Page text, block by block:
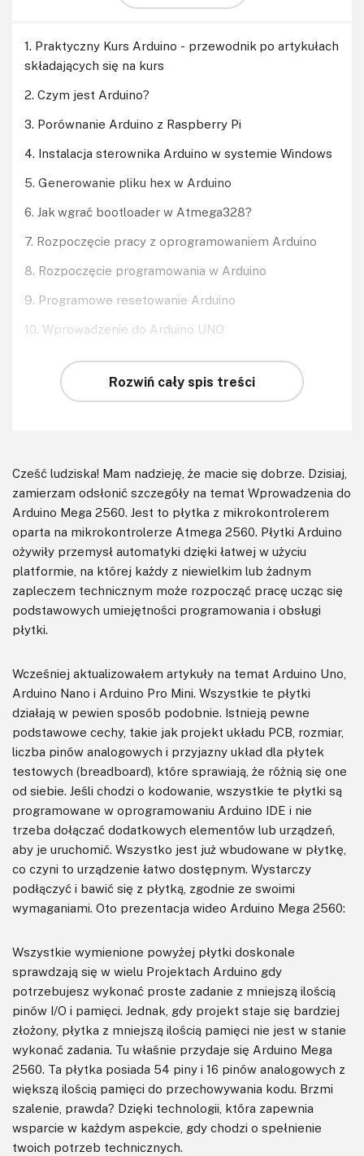
1. Praktyczny Kurs Arduino - przewodnik po artykułach
składających się na kurs
2. Czym jest Arduino?
3. Porównanie Arduino z Raspberry Pi
4. Instalacja sterownika Arduino w systemie Windows
5. Generowanie pliku hex w Arduino
6. Jak wgrać bootloader w Atmega328?
7. Rozpoczęcie pracy z oprogramowaniem Arduino
8. Rozpoczęcie programowania w Arduino
9. Programowe resetowanie Arduino
10. Wprowadzenie do Arduino UNO
Rozwiń cały spis treści
Cześć ludziska! Mam nadzieję, że macie się dobrze. Dzisiaj,
zamierzam odsłonić szczegóły na temat Wprowadzenia do
Arduino Mega 2560. Jest to płytka z mikrokontrolerem
oparta na mikrokontrolerze Atmega 2560. Płytki Arduino
ożywiły przemysł automatyki dzięki łatwej w użyciu
platformie, na której każdy z niewielkim lub żadnym
zapleczem technicznym może rozpocząć pracę ucząc się
podstawowych umiejętności programowania i obsługi
płytki.
Wcześniej aktualizowałem artykuły na temat Arduino Uno,
Arduino Nano i Arduino Pro Mini. Wszystkie te płytki
działają w pewien sposób podobnie. Istnieją pewne
podstawowe cechy, takie jak projekt układu PCB, rozmiar,
liczba pinów analogowych i przyjazny układ dla płytek
testowych (breadboard), które sprawiają, że różnią się one
od siebie. Jeśli chodzi o kodowanie, wszystkie te płytki są
programowane w oprogramowaniu Arduino IDE i nie
trzeba dołączać dodatkowych elementów lub urządzeń,
aby je uruchomić. Wszystko jest już wbudowane w płytkę,
co czyni to urządzenie łatwo dostępnym. Wystarczy
podłączyć i bawić się z płytką, zgodnie ze swoimi
wymaganiami. Oto prezentacja wideo Arduino Mega 2560:
Wszystkie wymienione powyżej płytki doskonale
sprawdzają się w wielu Projektach Arduino gdy
potrzebujesz wykonać proste zadanie z mniejszą ilością
pinów I/O i pamięci. Jednak, gdy projekt staje się bardziej
złożony, płytka z mniejszą ilością pamięci nie jest w stanie
wykonać zadania. Tu właśnie przydaje się Arduino Mega
2560. Ta płytka posiada 54 piny i 16 pinów analogowych z
większą ilością pamięci do przechowywania kodu. Brzmi
szalenie, prawda? Dzięki technologii, która zapewnia
wsparcie w każdym aspekcie, gdy chodzi o spełnienie
twoich potrzeb technicznych.